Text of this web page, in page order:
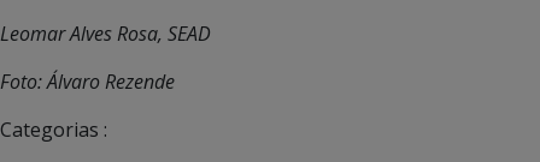
Leomar Alves Rosa, SEAD
Foto: Álvaro Rezende
Categorias :